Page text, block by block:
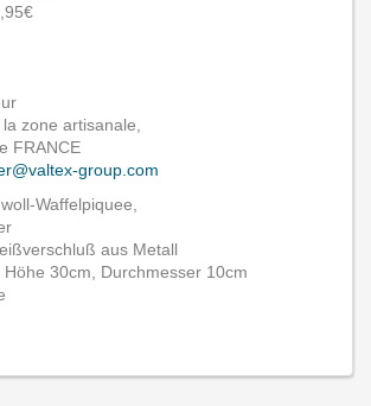
zone artisanale,
FRANCE
group.com
Waffelpiquee,
aus Metall
30cm, Durchmesser 10cm